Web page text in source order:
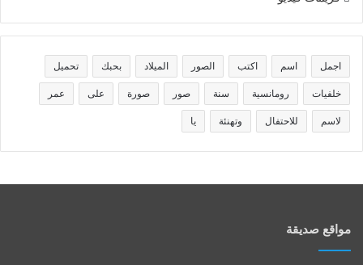
اجمل اسم اكتب الصور الميلاد بحبك تحميل
خلفيات رومانسية سنة صور صورة على عمر
لاسم للاحتفال وتهنئة يا
مواقع صديقة